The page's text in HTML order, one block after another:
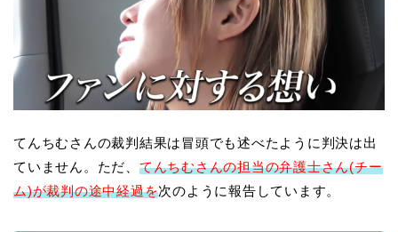
てんちむさんの裁判結果は冒頭でも述べたように判決は出
ていません。ただ、 てんちむさんの担当の弁護士さん(チー
ム)が裁判の途中経過を次のように報告しています。